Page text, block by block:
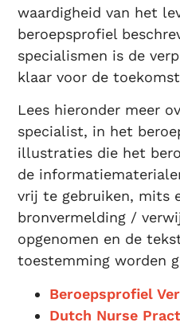
waardigheid van het
beroepsprofiel
specialismen is de
klaar voor de
Lees hieronder meer
specialist, in het
illustraties die het
de
vrij te gebruiken, mits
bronvermelding /
opgenomen en de
toestemming worden
Beroepsprofiel
Dutch Nurse